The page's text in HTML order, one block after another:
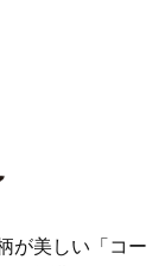
が美しい「コー